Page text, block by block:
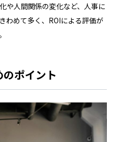
や人間関係の変化など、人事に
わめて多く、ROIによる評価が
ポイント